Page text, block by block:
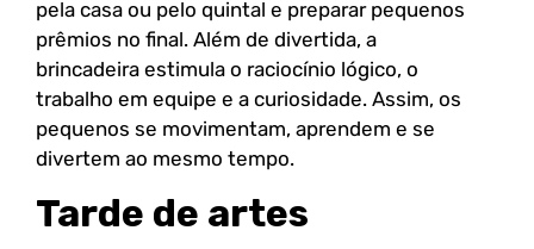
pela casa ou pelo quintal e preparar pequenos
prêmios no final. Além de divertida, a
brincadeira estimula o raciocínio lógico, o
trabalho em equipe e a curiosidade. Assim, os
pequenos se movimentam, aprendem e se
divertem ao mesmo tempo.
Tarde de artes